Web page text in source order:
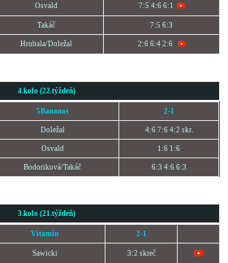
Osvald 7:5 4:6 6:1
Takáč 7:5 6:3
Hrubala/Doležal 2:6 6:4 2:6
4.kolo (22.týždeň)
5Bananas 2-1
Doležal 4:6 7:6 4:2 skr.
Osvald 1:6 1:6
Bodoriková/Takáč 6:3 4:6 6:3
3.kolo (21.týždeň)
Vitamín 2-1
Sawicki 3:2 skreč